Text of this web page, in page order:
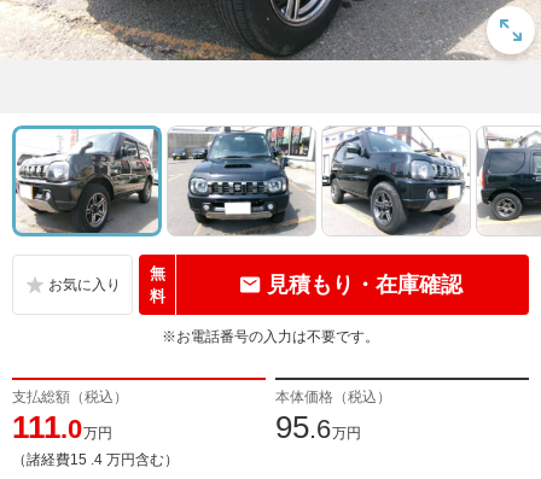
無
料
見積もり・在庫確認
※お電話番号の入力は不要です。
支払総額（税込）
111.0万円
（諸経費15 .4 万円含む）
本体価格（税込）
95.6万円